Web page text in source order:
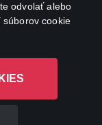
odvolať alebo
cookie
Borschette 4,